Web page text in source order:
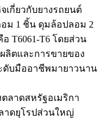
เกี่ยวกับยางรถยนต์
ม 1 ชิ้น ดุมล้อปลอม 2
T6061-T6 โดยส่วน
ลิตและการขายของ
บมืออาชีพมายาวนาน
ลาดสหรัฐอเมริกา
าดยุโรปส่วนใหญ่